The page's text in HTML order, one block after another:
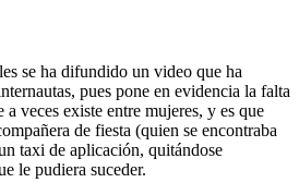
se ha difundido un video que ha
pues pone en evidencia la falta
veces existe entre mujeres, y es que
de fiesta (quien se encontraba
taxi de aplicación, quitándose
le pudiera suceder.